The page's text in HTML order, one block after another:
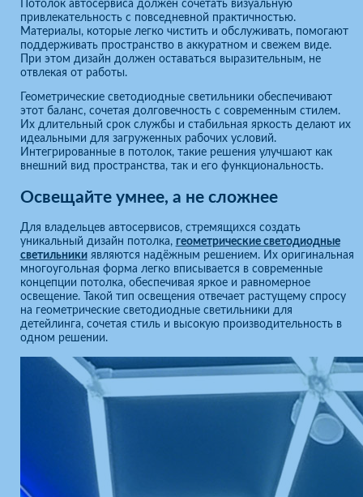
Потолок автосервиса должен сочетать визуальную
привлекательность с повседневной практичностью.
Материалы, которые легко чистить и обслуживать, помогают
поддерживать пространство в аккуратном и свежем виде.
При этом дизайн должен оставаться выразительным, не
отвлекая от работы.
Геометрические светодиодные светильники обеспечивают
этот баланс, сочетая долговечность с современным стилем.
Их длительный срок службы и стабильная яркость делают их
идеальными для загруженных рабочих условий.
Интегрированные в потолок, такие решения улучшают как
внешний вид пространства, так и его функциональность.
Освещайте умнее, а не сложнее
Для владельцев автосервисов, стремящихся создать
уникальный дизайн потолка, геометрические светодиодные
светильникиявляются надёжным решением. Их оригинальная
многоугольная форма легко вписывается в современные
концепции потолка, обеспечивая яркое и равномерное
освещение. Такой тип освещения отвечает растущему спросу
на геометрические светодиодные светильники для
детейлинга, сочетая стиль и высокую производительность в
одном решении.